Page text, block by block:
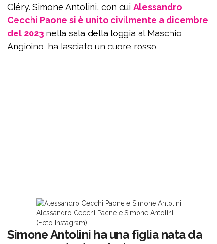
Cléry. Simone Antolini, con cui Alessandro
Cecchi Paone si è unito civilmente a dicembre
del 2023 nella sala della loggia al Maschio
Angioino, ha lasciato un cuore rosso.
Alessandro Cecchi Paone e Simone Antolini
(Foto Instagram)
Simone Antolini ha una figlia nata da